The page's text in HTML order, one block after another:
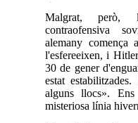
Malgrat, però,
contraofensiva
alemany
l'esfereeixen, i
30 de gener
estat
alguns llocs».
misteriosa línia